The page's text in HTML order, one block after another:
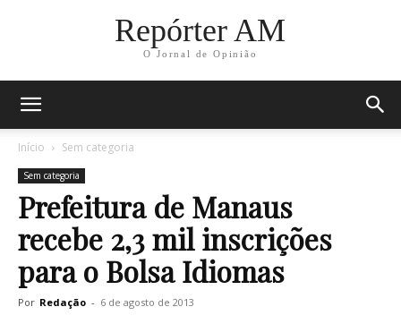
Repórter AM
O Jornal de Opinião
Início Sem categoria
Sem categoria
Prefeitura de Manaus
recebe 2,3 mil inscrições
para o Bolsa Idiomas
Por Redação - 6 de agosto de 2013